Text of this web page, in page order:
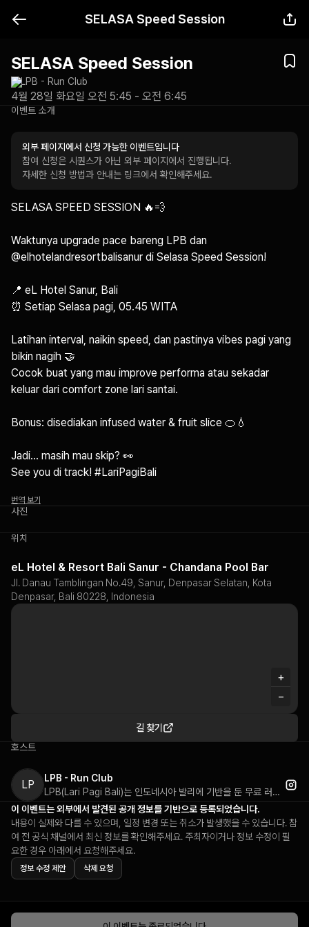
SELASA Speed Session
SELASA Speed Session
LPB - Run Club
4월 28일 화요일 오전 5:45 - 오전 6:45
이벤트 소개
외부 페이지에서 신청 가능한 이벤트입니다
참여 신청은 시퀀스가 아닌 외부 페이지에서 진행됩니다.
자세한 신청 방법과 안내는 링크에서 확인해주세요.
SELASA SPEED SESSION 🔥💨
Waktunya upgrade pace bareng LPB dan
@elhotelandresortbalisanur di Selasa Speed Session!
📍 eL Hotel Sanur, Bali
⏰ Setiap Selasa pagi, 05.45 WITA
Latihan interval, naikin speed, dan pastinya vibes pagi yang
bikin nagih 🤝
Cocok buat yang mau improve performa atau sekadar
keluar dari comfort zone lari santai.
Bonus: disediakan infused water & fruit slice 🍊💧
Jadi… masih mau skip? 👀
See you di track! #LariPagiBali
번역 보기
사진
위치
eL Hotel & Resort Bali Sanur - Chandana Pool Bar
Jl. Danau Tamblingan No.49, Sanur, Denpasar Selatan, Kota
Denpasar, Bali 80228, Indonesia
+
−
길 찾기
호스트
LP
LPB - Run Club
LPB(Lari Pagi Bali)는 인도네시아 발리에 기반을 둔 무료 러닝 커뮤니티입니다. 매주 주말마다 정기적으로 모여 함께 달리는 러닝 크루로, '페이스도 없고, 드라마도 없고, 오직 좋은 분위기만(no pace. no drama. just vibes)'이라는 슬로건 아래 누구나 부담 없이 참여할 수 있는 포용적인 분위기를 지향합니다. '#YukMulaiDulu(일단 시작해보자)'라는 해시태그를 통해 러닝 초보자부터 경험자까지 모두를 환영하며, 완전 무료로 운영되는 발리의 대표적인 아침 러닝 커뮤니티입니다.
이 이벤트는 외부에서 발견된 공개 정보를 기반으로 등록되었습니다.
내용이 실제와 다를 수 있으며, 일정 변경 또는 취소가 발생했을 수 있습니다. 참
여 전 공식 채널에서 최신 정보를 확인해주세요. 주최자이거나 정보 수정이 필
요한 경우 아래에서 요청해주세요.
정보 수정 제안 삭제 요청